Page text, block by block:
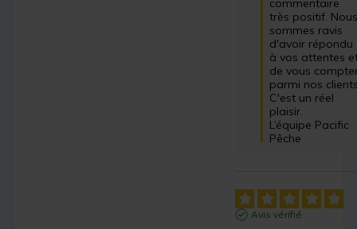
commentaire
très positif.
sommes ravis
d'avoir répondu
à vos attentes
de vous
parmi nos
C'est un réel
plaisir.
L’équipe Pacific
Pêche
Avis vérifié